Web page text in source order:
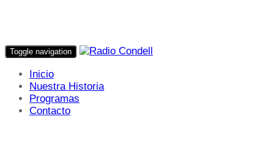
Toggle navigation
Inicio
Nuestra Historia
Programas
Contacto